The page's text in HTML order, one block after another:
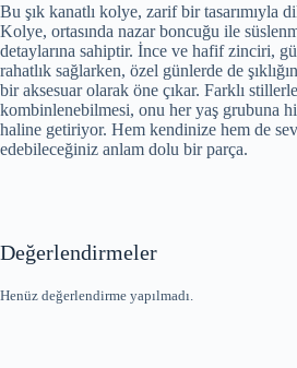
Bu şık kanatlı kolye, zarif bir tasarımıyla
Kolye, ortasında nazar boncuğu ile
detaylarına sahiptir. İnce ve hafif zinciri,
rahatlık sağlarken, özel günlerde de
bir aksesuar olarak öne çıkar. Farklı
kombinlenebilmesi, onu her yaş grubuna
haline getiriyor. Hem kendinize hem de
edebileceğiniz anlam dolu bir parça.
Değerlendirmeler
Henüz değerlendirme yapılmadı.